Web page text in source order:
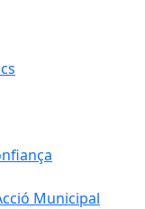
Municipal